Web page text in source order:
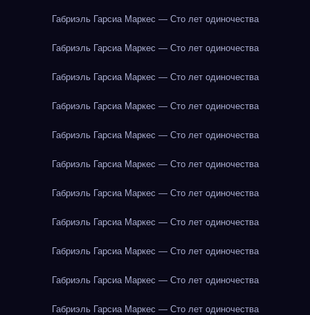
Габриэль Гарсиа Маркес — Сто лет одиночества
Габриэль Гарсиа Маркес — Сто лет одиночества
Габриэль Гарсиа Маркес — Сто лет одиночества
Габриэль Гарсиа Маркес — Сто лет одиночества
Габриэль Гарсиа Маркес — Сто лет одиночества
Габриэль Гарсиа Маркес — Сто лет одиночества
Габриэль Гарсиа Маркес — Сто лет одиночества
Габриэль Гарсиа Маркес — Сто лет одиночества
Габриэль Гарсиа Маркес — Сто лет одиночества
Габриэль Гарсиа Маркес — Сто лет одиночества
Габриэль Гарсиа Маркес — Сто лет одиночества